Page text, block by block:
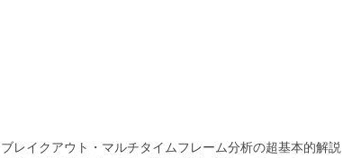
レイクアウト・マルチタイムフレーム分析の超基本的解説